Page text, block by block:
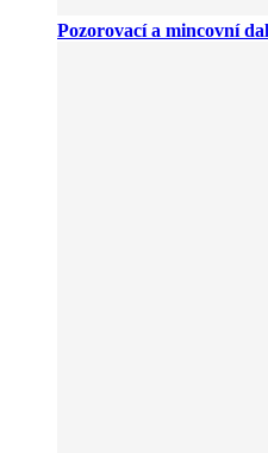
Pozorovací a mincovní